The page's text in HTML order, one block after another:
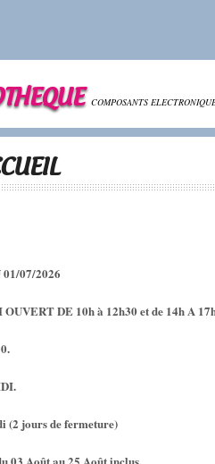
COMPOSANTS
07/2026
DE 10h à 12h30 et de 14h A
(2 jours de fermeture)